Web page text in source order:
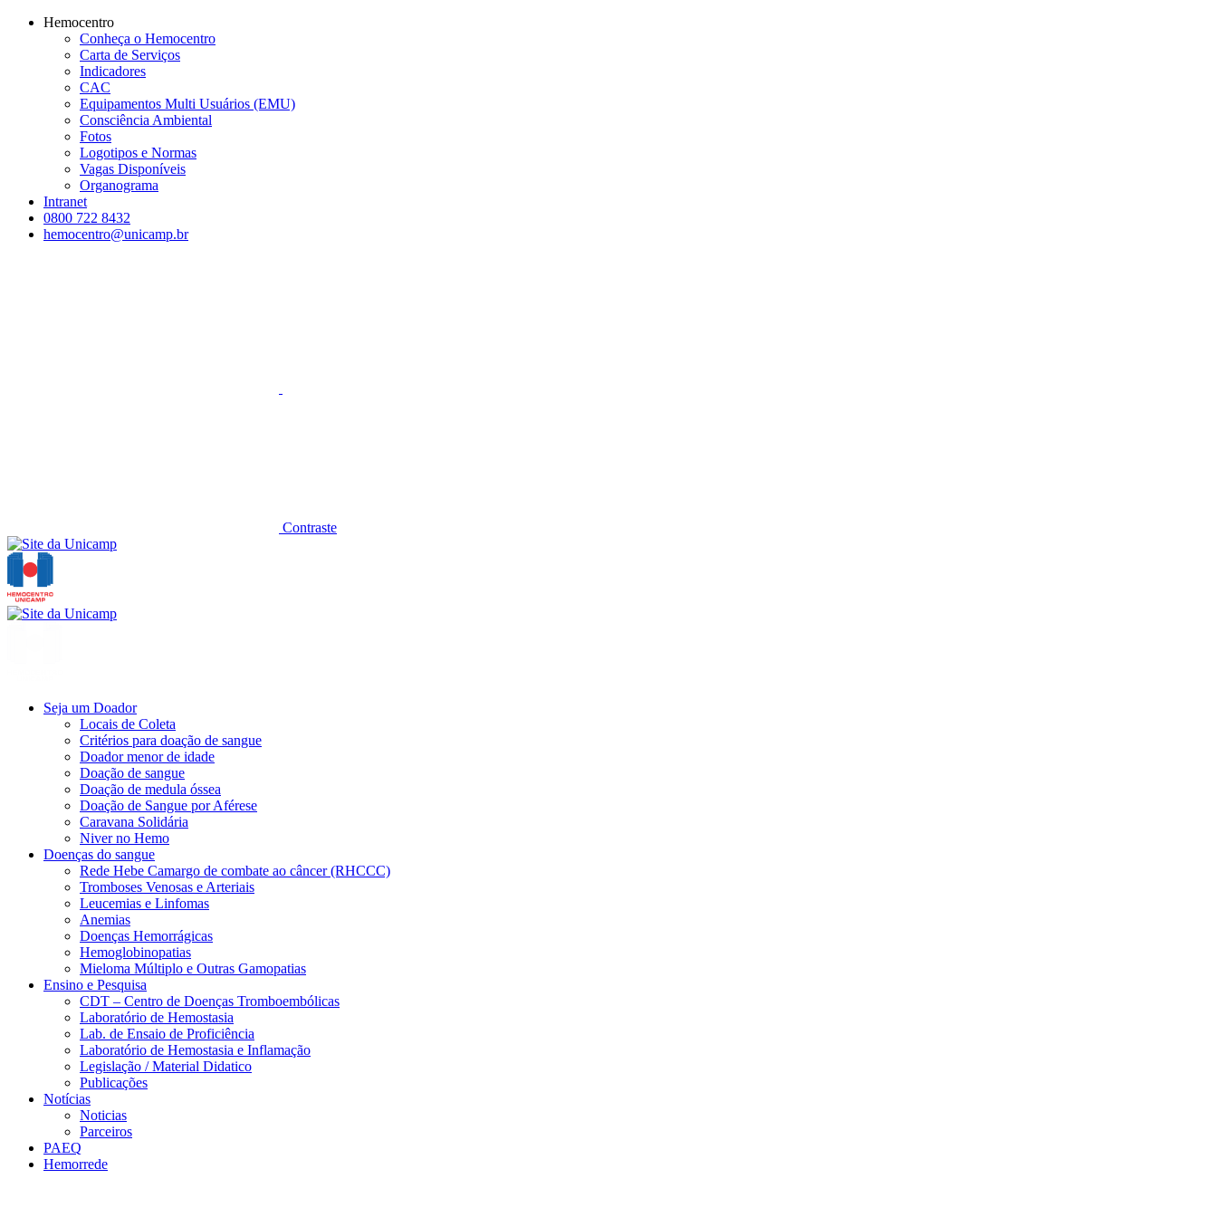
Conteúdo principal
Hemocentro
Conheça o Hemocentro
Carta de Serviços
Indicadores
CAC
Equipamentos Multi Usuários (EMU)
Consciência Ambiental
Fotos
Logotipos e Normas
Vagas Disponíveis
Organograma
Intranet
0800 722 8432
hemocentro@unicamp.br
Contraste
Seja um Doador
Locais de Coleta
Critérios para doação de sangue
Doador menor de idade
Doação de sangue
Doação de medula óssea
Doação de Sangue por Aférese
Caravana Solidária
Niver no Hemo
Doenças do sangue
Rede Hebe Camargo de combate ao câncer (RHCCC)
Tromboses Venosas e Arteriais
Leucemias e Linfomas
Anemias
Doenças Hemorrágicas
Hemoglobinopatias
Mieloma Múltiplo e Outras Gamopatias
Ensino e Pesquisa
CDT – Centro de Doenças Tromboembólicas
Laboratório de Hemostasia
Lab. de Ensaio de Proficiência
Laboratório de Hemostasia e Inflamação
Legislação / Material Didatico
Publicações
Notícias
Noticias
Parceiros
PAEQ
Hemorrede